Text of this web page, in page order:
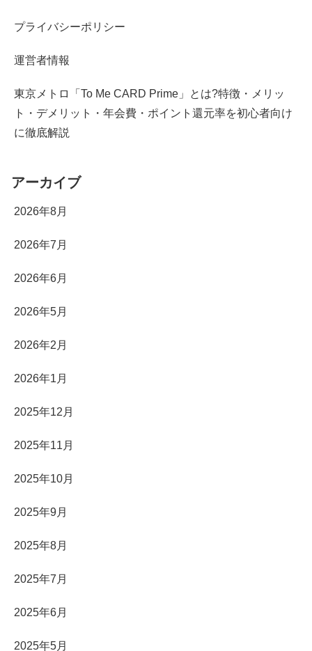
プライバシーポリシー
運営者情報
東京メトロ「To Me CARD Prime」とは?特徴・メリッ
ト・デメリット・年会費・ポイント還元率を初心者向け
に徹底解説
アーカイブ
2026年8月
2026年7月
2026年6月
2026年5月
2026年2月
2026年1月
2025年12月
2025年11月
2025年10月
2025年9月
2025年8月
2025年7月
2025年6月
2025年5月